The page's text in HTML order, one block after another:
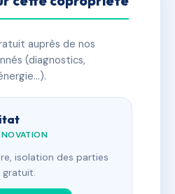
auprès de nos
(diagnostics,
isolation des parties
gratuit.